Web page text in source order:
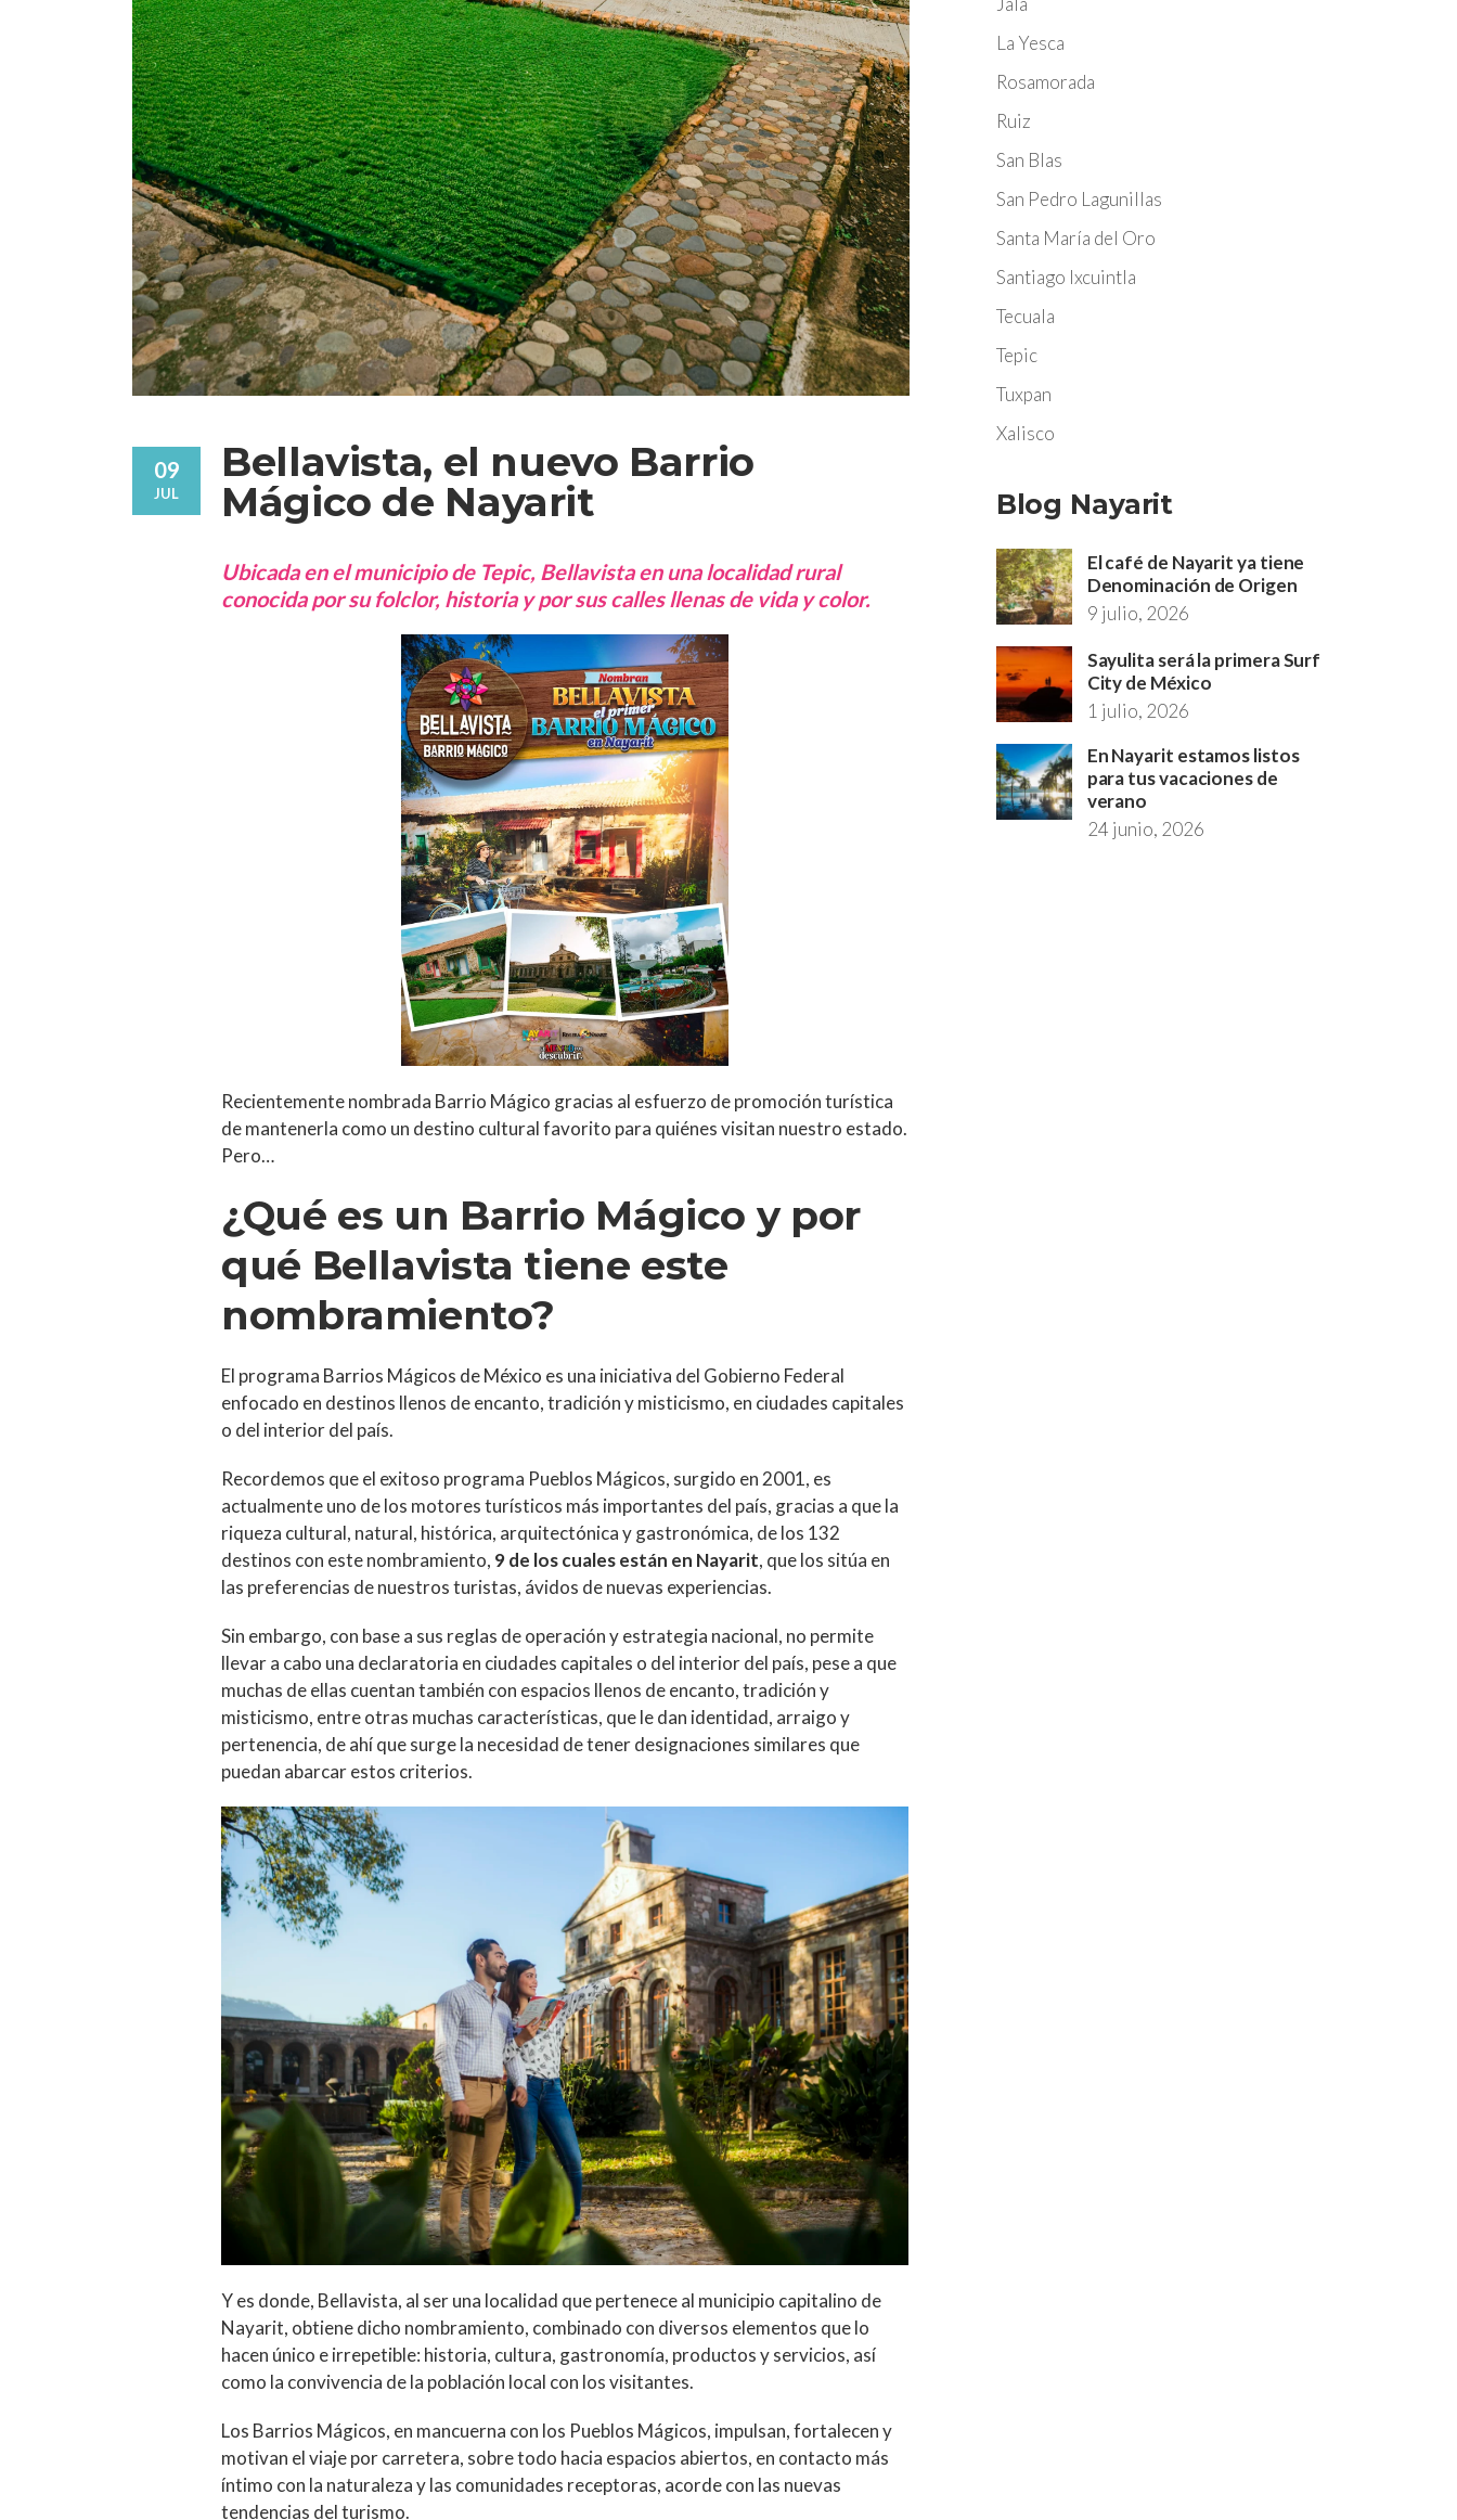
09
JUL
Bellavista, el nuevo Barrio
Mágico de Nayarit
Ubicada en el municipio de Tepic, Bellavista en una localidad rural
conocida por su folclor, historia y por sus calles llenas de vida y color.
Recientemente nombrada Barrio Mágico gracias al esfuerzo de promoción turística
de mantenerla como un destino cultural favorito para quiénes visitan nuestro estado.
Pero…
¿Qué es un Barrio Mágico y por
qué Bellavista tiene este
nombramiento?
El programa Barrios Mágicos de México es una iniciativa del Gobierno Federal
enfocado en destinos llenos de encanto, tradición y misticismo, en ciudades capitales
o del interior del país.
Recordemos que el exitoso programa Pueblos Mágicos, surgido en 2001, es
actualmente uno de los motores turísticos más importantes del país, gracias a que la
riqueza cultural, natural, histórica, arquitectónica y gastronómica, de los 132
destinos con este nombramiento, 9 de los cuales están en Nayarit, que los sitúa en
las preferencias de nuestros turistas, ávidos de nuevas experiencias.
Sin embargo, con base a sus reglas de operación y estrategia nacional, no permite
llevar a cabo una declaratoria en ciudades capitales o del interior del país, pese a que
muchas de ellas cuentan también con espacios llenos de encanto, tradición y
misticismo, entre otras muchas características, que le dan identidad, arraigo y
pertenencia, de ahí que surge la necesidad de tener designaciones similares que
puedan abarcar estos criterios.
Y es donde, Bellavista, al ser una localidad que pertenece al municipio capitalino de
Nayarit, obtiene dicho nombramiento, combinado con diversos elementos que lo
hacen único e irrepetible: historia, cultura, gastronomía, productos y servicios, así
como la convivencia de la población local con los visitantes.
Los Barrios Mágicos, en mancuerna con los Pueblos Mágicos, impulsan, fortalecen y
motivan el viaje por carretera, sobre todo hacia espacios abiertos, en contacto más
íntimo con la naturaleza y las comunidades receptoras, acorde con las nuevas
tendencias del turismo.
La Yesca
Rosamorada
Ruiz
San Blas
San Pedro Lagunillas
Santa María del Oro
Santiago Ixcuintla
Tecuala
Tepic
Tuxpan
Xalisco
Blog Nayarit
El café de Nayarit ya tiene
Denominación de Origen
9 julio, 2026
Sayulita será la primera Surf
City de México
1 julio, 2026
En Nayarit estamos listos
para tus vacaciones de
verano
24 junio, 2026